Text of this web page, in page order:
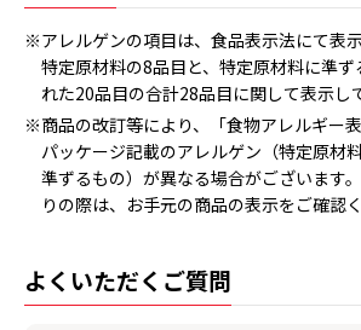
※アレルゲンの項目は、食品表示法にて表
特定原材料の8品目と、特定原材料に準
れた20品目の合計28品目に関して表示し
※商品の改訂等により、「食物アレルギー
パッケージ記載のアレルゲン（特定原材
準ずるもの）が異なる場合がございます
りの際は、お手元の商品の表示をご確認く
よくいただくご質問